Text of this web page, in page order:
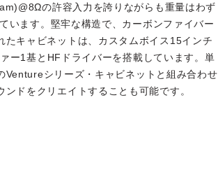
の許容入力を誇りながらも重量はわず
います。堅牢な構造で、カーボンファイバー
たキャビネットは、カスタムボイス15インチ
ー1基とHFドライバーを搭載しています。単
Ventureシリーズ・キャビネットと組み合わせ
ドをクリエイトすることも可能です。